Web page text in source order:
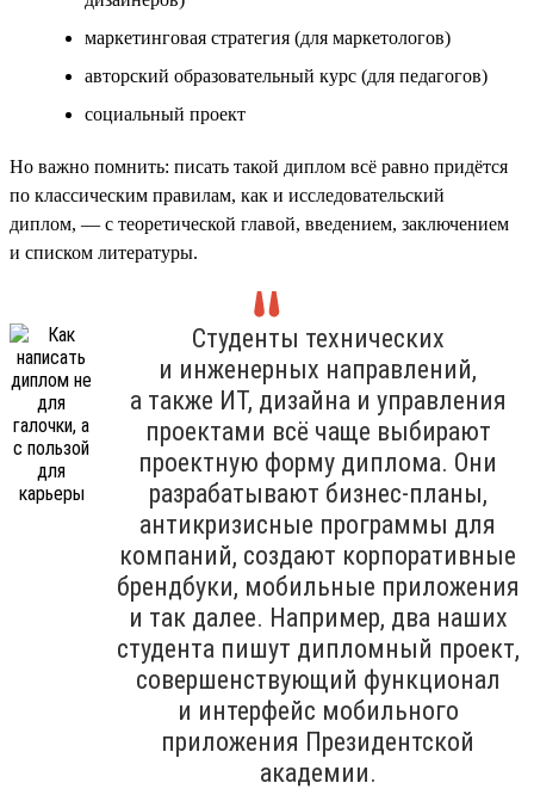
маркетинговая стратегия (для маркетологов)
авторский образовательный курс (для педагогов)
социальный проект
Но важно помнить: писать такой диплом всё равно придётся
по классическим правилам, как и исследовательский
диплом, — с теоретической главой, введением, заключением
и списком литературы.
Студенты технических
и инженерных направлений,
а также ИТ, дизайна и управления
проектами всё чаще выбирают
проектную форму диплома. Они
разрабатывают бизнес-планы,
антикризисные программы для
компаний, создают корпоративные
брендбуки, мобильные приложения
и так далее. Например, два наших
студента пишут дипломный проект,
совершенствующий функционал
и интерфейс мобильного
приложения Президентской
академии.